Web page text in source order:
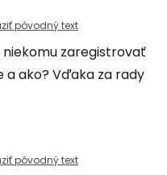
pôvodný text
zaregistrovať
a ako? Vďaka za rady
pôvodný text